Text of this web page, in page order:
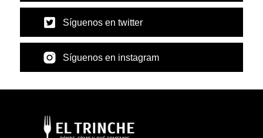
Síguenos en twitter
Síguenos en instagram